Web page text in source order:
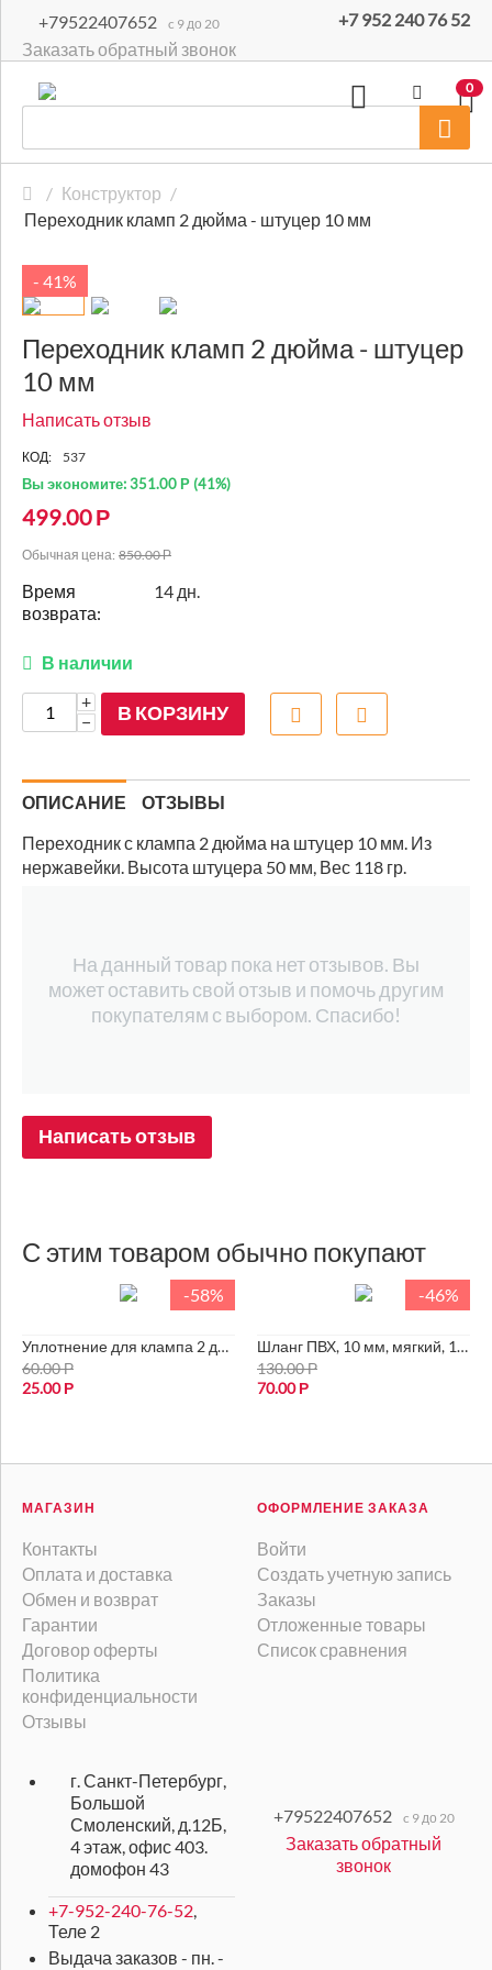
+79522407652 c 9 до 20
Заказать обратный звонок
+7 952 240 76 52
0
/ Конструктор /
Переходник кламп 2 дюйма - штуцер 10 мм
- 41%
Переходник кламп 2 дюйма - штуцер
10 мм
Написать отзыв
КОД: 537
Вы экономите:351.00Р (41%)
499.00Р
Обычная цена: 850.00Р
Время
возврата:
14 дн.
В наличии
+
−
В КОРЗИНУ
ОПИСАНИЕ
ОТЗЫВЫ
Переходник с клампа 2 дюйма на штуцер 10 мм. Из
нержавейки. Высота штуцера 50 мм, Вес 118 гр.
На данный товар пока нет отзывов. Вы
может оставить свой отзыв и помочь другим
покупателям с выбором. Спасибо!
Написать отзыв
С этим товаром обычно покупают
-58%
Уплотнение для клампа 2 дюйма
60.00Р
25.00 Р
-46%
Шланг ПВХ, 10 мм, мягкий, 1 м.п.
130.00Р
70.00 Р
МАГАЗИН
Контакты
Оплата и доставка
Обмен и возврат
Гарантии
Договор оферты
Политика
конфиденциальности
Отзывы
ОФОРМЛЕНИЕ ЗАКАЗА
Войти
Создать учетную запись
Заказы
Отложенные товары
Список сравнения
г. Санкт-Петербург,
Большой
Смоленский, д.12Б,
4 этаж, офис 403.
домофон 43
+7-952-240-76-52,
Теле 2
Выдача заказов - пн. -
+79522407652 c 9 до 20
Заказать обратный
звонок